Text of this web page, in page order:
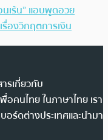
เร้น” แอบพูดอวย
องวิกฤตการเงิน
รเกี่ยวกับ
อคนไทย ในภาษาไทย เรา
อร์ดต่างประเทศและนำมา